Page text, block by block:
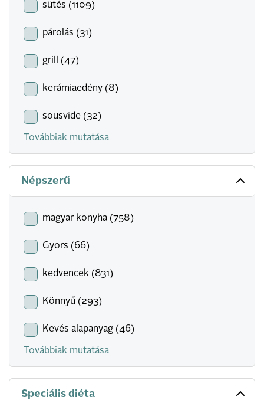
sütés (1109)
párolás (31)
grill (47)
kerámiaedény (8)
sousvide (32)
Továbbiak mutatása
Népszerű
magyar konyha (758)
Gyors (66)
kedvencek (831)
Könnyű (293)
Kevés alapanyag (46)
Továbbiak mutatása
Speciális diéta